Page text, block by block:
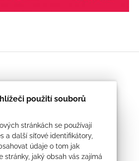
použití souborů
stránkách se používají
a další síťové identifikátory,
údaje o tom jak
stránky, jaký obsah vás zajímá